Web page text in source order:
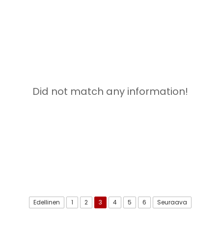
Did not match any information!
Edellinen 1 2 3 4 5 6 Seuraava